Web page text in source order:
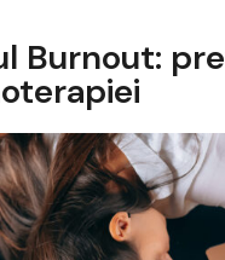
Burnout: